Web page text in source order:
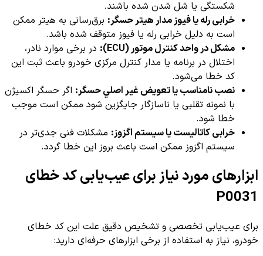
شکستگی یا شل شدن شده باشند.
خرابی رله یا فیوز مدار هیتر حسگر: برق‌رسانی به هیتر ممکن
است به دلیل خرابی رله یا فیوز متوقف شده باشد.
مشکل در واحد کنترل موتور (ECU):
در برخی موارد نادر،
اختلال در برنامه یا مدار کنترل مرکزی خودرو باعث ثبت این
کد خطا می‌شود.
نصب نامناسب یا تعویض غير اصلي حسگر: اگر حسگر اکسیژن
با نمونه تقلبی یا ناسازگار جایگزین شود ممکن است موجب
خطا شود.
خرابی کاتالیست یا سیستم اگزوز: مشکلات فنی جدی‌تر در
سیستم اگزوز ممکن است باعث بروز این خطا گردد.
ابزارهای مورد نیاز برای عیب‌یابی کد خطای
P0031
برای عیب‌یابی تخصصی و تشخیص دقیق علت این کد خطای
خودرو، نیاز به استفاده از برخی ابزارهای حرفه‌ای دارید: